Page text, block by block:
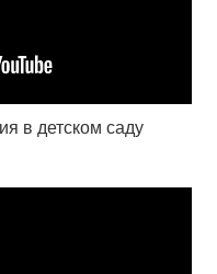
в детском саду